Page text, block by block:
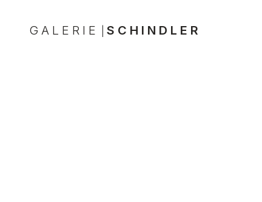
GALERIE SCHINDLER